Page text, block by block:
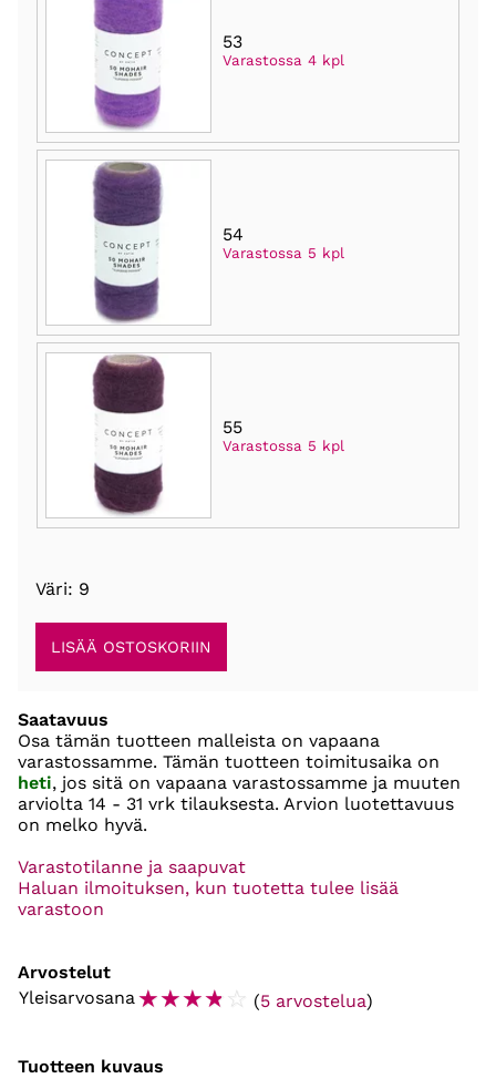
53
Varastossa 4 kpl
54
Varastossa 5 kpl
55
Varastossa 5 kpl
Väri: 9
Saatavuus
Osa tämän tuotteen malleista on vapaana
varastossamme. Tämän tuotteen toimitusaika on
heti, jos sitä on vapaana varastossamme ja muuten
arviolta 14 - 31 vrk tilauksesta. Arvion luotettavuus
on melko hyvä.
Varastotilanne ja saapuvat
Haluan ilmoituksen, kun tuotetta tulee lisää
varastoon
Arvostelut
Yleisarvosana☆☆☆☆ ☆ (5 arvostelua)
Tuotteen kuvaus